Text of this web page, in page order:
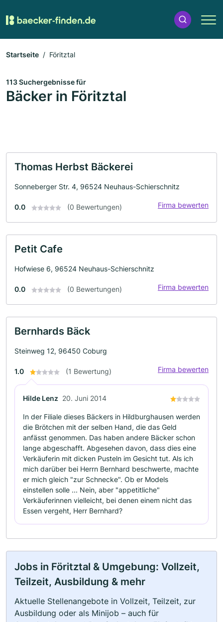
Startseite Föritztal
113 Suchergebnisse für
Bäcker in Föritztal
Thomas Herbst Bäckerei
Sonneberger Str. 4, 96524 Neuhaus-Schierschnitz
0.0 (0 Bewertungen) Firma bewerten
Petit Cafe
Hofwiese 6, 96524 Neuhaus-Schierschnitz
0.0 (0 Bewertungen) Firma bewerten
Bernhards Bäck
Steinweg 12, 96450 Coburg
1.0 (1 Bewertung) Firma bewerten
Hilde Lenz 20. Juni 2014
In der Filiale dieses Bäckers in Hildburghausen werden
die Brötchen mit der selben Hand, die das Geld
anfässt genommen. Das haben andere Bäcker schon
lange abgeschafft. Abgesehen davon, dass dies eine
Verkäuferin mit dicken Pusteln im Gesicht tut. Als ich
mich darüber bei Herrn Bernhard beschwerte, machte
er mich gleich "zur Schnecke". Ob er Models
einstellen solle ... Nein, aber "appetitliche"
Verkäuferinnen vielleicht, bei denen einem nicht das
Essen vergeht, Herr Bernhard?
Jobs in Föritztal & Umgebung: Vollzeit,
Teilzeit, Ausbildung & mehr
Aktuelle Stellenangebote in Vollzeit, Teilzeit, zur
Ausbildung oder als Minijob – auch für